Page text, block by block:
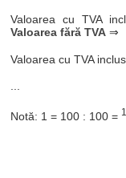
Valoarea cu TVA
Valoarea fără TVA ⇒
Valoarea cu TVA
Notă: 1 = 100 : 100 =